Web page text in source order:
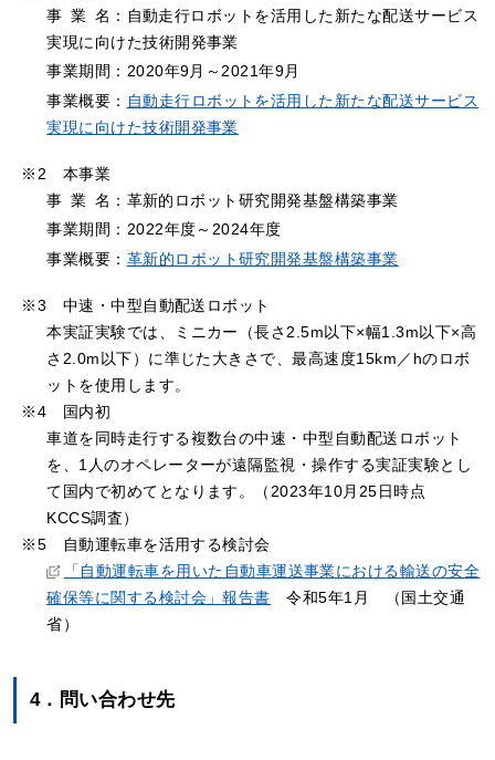
事 業 名 ：自動走行ロボットを活用した新たな配送サービス
実現に向けた技術開発事業
事業期間：2020年9月～2021年9月
事業概要： 自動走行ロボットを活用した新たな配送サービス
実現に向けた技術開発事業
※2 本事業
事 業 名 ：革新的ロボット研究開発基盤構築事業
事業期間：2022年度～2024年度
事業概要： 革新的ロボット研究開発基盤構築事業
※3 中速・中型自動配送ロボット
本実証実験では、ミニカー（長さ2.5m以下×幅1.3m以下×高
さ2.0m以下）に準じた大きさで、最高速度15km／hのロボ
ットを使用します。
※4 国内初
車道を同時走行する複数台の中速・中型自動配送ロボット
を、1人のオペレーターが遠隔監視・操作する実証実験とし
て国内で初めてとなります。（2023年10月25日時点
KCCS調査）
※5 自動運転車を活用する検討会
「自動運転車を用いた自動車運送事業における輸送の安全
確保等に関する検討会」報告書 令和5年1月 （国土交通
省）
4．問い合わせ先